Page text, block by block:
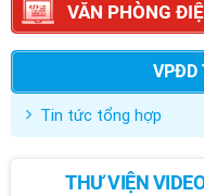
VĂN PHÒNG
VPĐD
Tin tức tổng hợp
THƯ VIỆN VIDEO